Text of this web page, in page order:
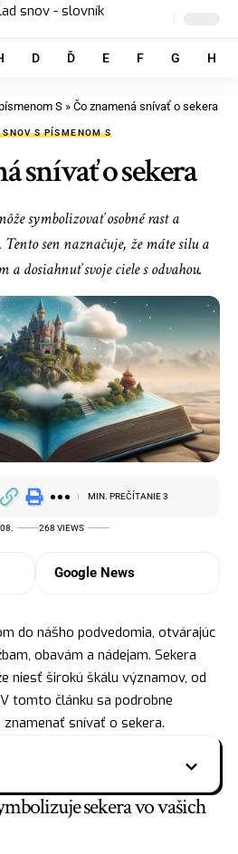
D Ď E F G H
S » Čo znamená snívať o sekera
SNOV S PÍSMENOM S
snívať o sekera
symbolizovať osobné rast a
sen naznačuje, že máte silu a
a dosiahnuť svoje ciele s odvahou.
268 VIEWS
MIN. PREČÍTANIE 3
Google News
do nášho podvedomia, otvárajúc
obavám a nádejam. Sekera
niesť širokú škálu významov, od
tomto článku sa podrobne
snívať o sekera.
sekera vo vašich